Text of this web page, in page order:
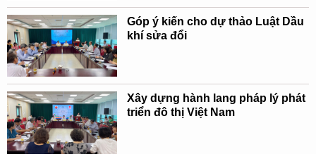
Góp ý kiến cho dự thảo Luật Dầu
khí sửa đổi
Xây dựng hành lang pháp lý phát
triển đô thị Việt Nam